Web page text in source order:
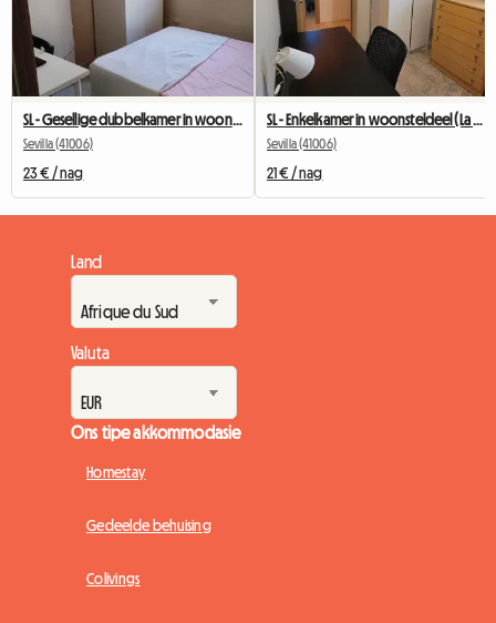
SL - Gesellige dubbelkamer in woonsteldeel (La Plata)
Sevilla (41006)
23 € / nag
SL - Enkelkamer in woonsteldeel (La Plata)
Sevilla (41006)
21 € / nag
Land
Valuta
Ons tipe akkommodasie
Homestay
Gedeelde behuising
Colivings